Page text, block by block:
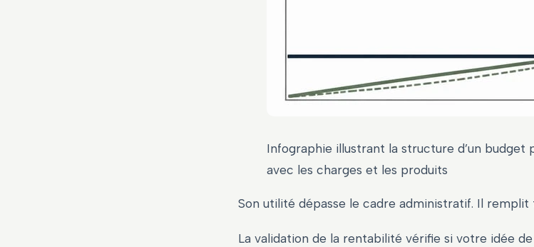
Infographie illustrant la structure d’un budget
avec les charges et les produits
Son utilité dépasse le cadre administratif. Il remplit
La validation de la rentabilité vérifie si votre idée